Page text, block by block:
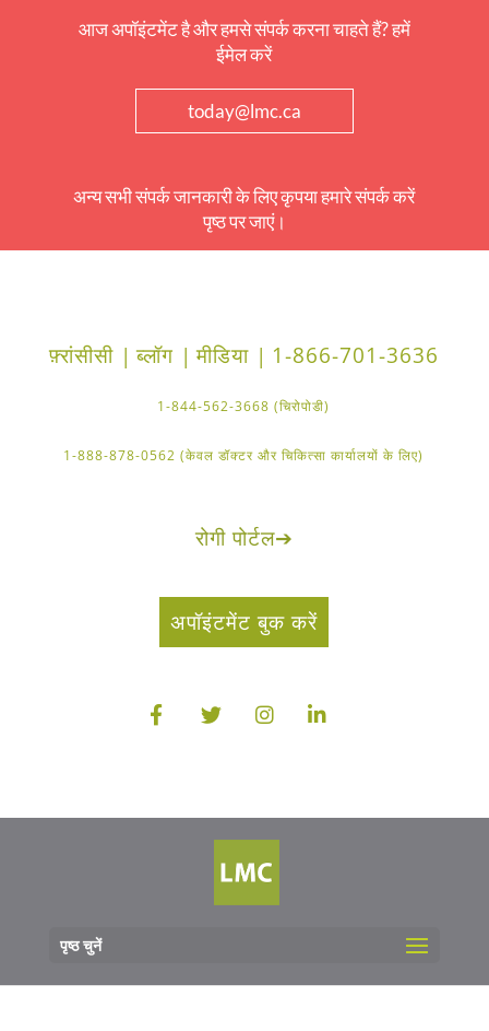
आज अपॉइंटमेंट है और हमसे संपर्क करना चाहते हैं? हमें
ईमेल करें
today@lmc.ca
अन्य सभी संपर्क जानकारी के लिए कृपया हमारे संपर्क करें
पृष्ठ पर जाएं।
फ़्रांसीसी | ब्लॉग | मीडिया | 1-866-701-3636
1-844-562-3668 (चिरोपोडी)
1-888-878-0562 (केवल डॉक्टर और चिकित्सा कार्यालयों के लिए)
रोगी पोर्टल➔
अपॉइंटमेंट बुक करें
पृष्ठ चुनें